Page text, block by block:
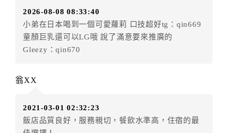
房者不得要求退其差額。（限原訂飯店）
五、保留住宿權益(保留住房)
．訂房者因故辦理訂單異動，本飯店可接受
．訂房者使用「保留住宿金額」時，請注意！為避免飯
件放棄訂單（住宿權益）。 （限原訂飯店使用）
．每筆訂單異動限定乙次，限原訂飯店，異動完成後不
2026-08-08 08:33:40
小弟在日本喝到一個可愛蘿莉 口技超好tg：qin669
童顏巨乳還可以LG哦 說了滿意要來推廣的
Gleezy：qin670
翁XX
2021-03-01 02:32:23
飯店品質良好，服務親切，餐飲水準高，住宿的最